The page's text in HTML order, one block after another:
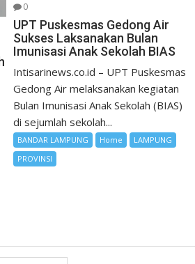
0
UPT Puskesmas Gedong Air
Sukses Laksanakan Bulan
Imunisasi Anak Sekolah BIAS
Intisarinews.co.id – UPT Puskesmas
Gedong Air melaksanakan kegiatan
Bulan Imunisasi Anak Sekolah (BIAS)
di sejumlah sekolah...
BANDAR LAMPUNG Home
LAMPUNG
PROVINSI